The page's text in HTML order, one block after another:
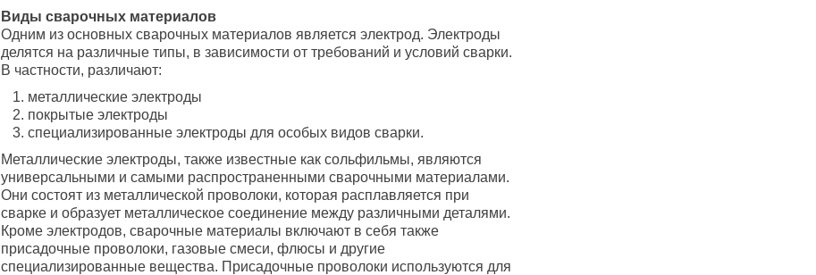
Виды сварочных материалов
Одним из основных сварочных материалов является электрод. Электроды
делятся на различные типы, в зависимости от требований и условий сварки.
В частности, различают:
металлические электроды
покрытые электроды
специализированные электроды для особых видов сварки.
Металлические электроды, также известные как сольфильмы, являются
универсальными и самыми распространенными сварочными материалами.
Они состоят из металлической проволоки, которая расплавляется при
сварке и образует металлическое соединение между различными деталями.
Кроме электродов, сварочные материалы включают в себя также
присадочные проволоки, газовые смеси, флюсы и другие
специализированные вещества. Присадочные проволоки используются для